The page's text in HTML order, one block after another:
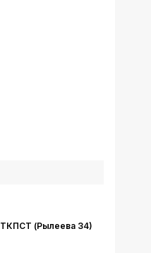
ТКПСТ (Рылеева 34)